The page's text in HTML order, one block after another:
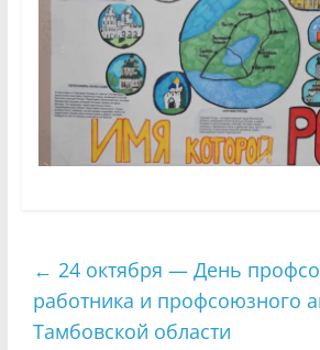
← 24 октября — День
работника и профсоюзного
Тамбовской области